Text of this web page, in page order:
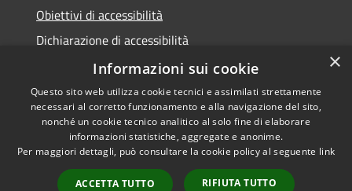
Obiettivi di accessibilità
Dichiarazione di accessibilità
Open Data
RSS
Accessibilità
Copyright © 2026 • Comune di
Cologno Monzese • Powered
byMunicipium Accesso
×
Informazioni sui cookie
Questo sito web utilizza cookie tecnici e assimilati strettamente
necessari al corretto funzionamento e alla navigazione del sito,
nonché un cookie tecnico analitico al solo fine di elaborare
informazioni statistiche, aggregate e anonime.
Per maggiori dettagli, può consultare la cookie policy al seguente link
ACCETTA TUTTO RIFIUTA TUTTO